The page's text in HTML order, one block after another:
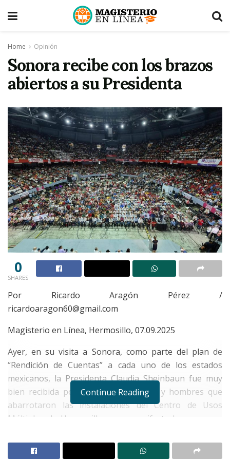
Home Opinión
Sonora recibe con los brazos
abiertos a su Presidenta
0
SHARES
Por Ricardo Aragón Pérez /
ricardoaragon60@gmail.com
Magisterio en Línea, Hermosillo, 07.09.2025
Ayer, en su visita a Sonora, como parte del plan de
“Rendición de Cuentas” a cada uno de los estados
mexicanos, la Presidenta Claudia Sheinbaun fue muy
bien recibida por cientos de mujeres y hombres que
abarrotaron las instalaciones del Centro de Usos
Múltiples de Hermosillo, para manifestarle su apoyo,
investidura; “estamos aquí para apoyar a la señora
Continue Reading